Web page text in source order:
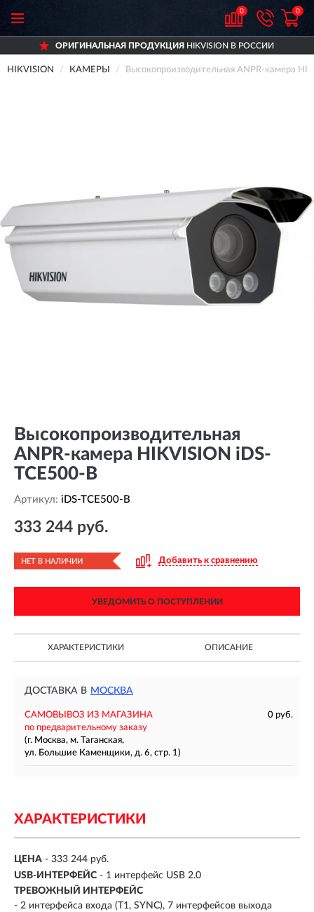
0 0
ОРИГИНАЛЬНАЯ ПРОДУКЦИЯHIKVISION В РОССИИ
HIKVISION КАМЕРЫ Высокопроизводительная ANPR-камера
Высокопроизводительная
ANPR-камера HIKVISION iDS-
TCE500-B
Артикул: iDS-TCE500-B
333 244 руб.
НЕТ В НАЛИЧИИ Добавить к сравнению
УВЕДОМИТЬ О ПОСТУПЛЕНИИ
ХАРАКТЕРИСТИКИ ОПИСАНИЕ
ДОСТАВКА В МОСКВА
САМОВЫВОЗ ИЗ МАГАЗИНА
0 руб.
по предварительному заказу
(г. Москва, м. Таганская,
ул. Большие Каменщики, д. 6, стр. 1)
ХАРАКТЕРИСТИКИ
ЦЕНА - 333 244 руб.
USB-ИНТЕРФЕЙС - 1 интерфейс USB 2.0
ТРЕВОЖНЫЙ ИНТЕРФЕЙС
- 2 интерфейса входа (T1, SYNC), 7 интерфейсов выхода